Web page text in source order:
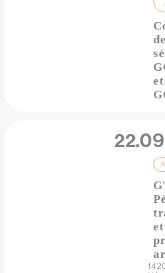
de
et
Date
et
Adresse